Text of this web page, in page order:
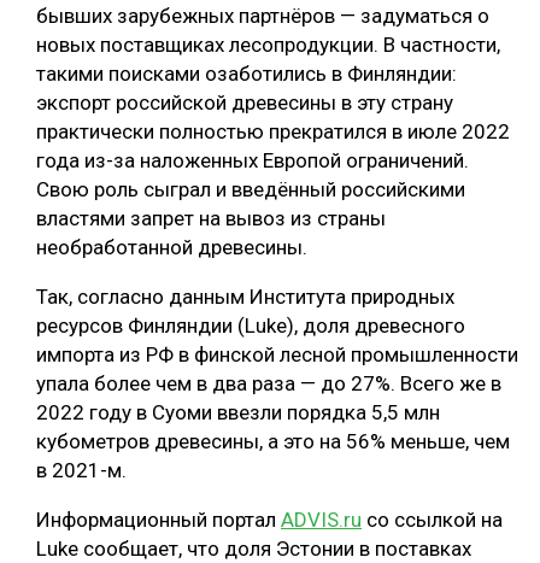
ЛОГИСТИКА
ПРОИЗВОДСТВО ДРЕВЕСНЫХ ПЛИТ
ЦБП
КОМПЛЕКСНАЯ ПЕРЕРАБОТКА
ДЕРЕВЯННОЕ ДОМОСТРОЕНИЕ
БЕЗОПАСНОЕ ПРОИЗВОДСТВО
СОРТИРОВКА ДРЕВЕСИНЫ
СУШКА ДРЕВЕСИНЫ
МЕБЕЛЬНОЕ ПРОИЗВОДСТВО
бывших зарубежных партнёров — задуматься о
новых поставщиках лесопродукции. В частности,
такими поисками озаботились в Финляндии:
экспорт российской древесины в эту страну
практически полностью прекратился в июле 2022
года из-за наложенных Европой ограничений.
Свою роль сыграл и введённый российскими
властями запрет на вывоз из страны
необработанной древесины.
Так, согласно данным Института природных
ресурсов Финляндии (Luke), доля древесного
импорта из РФ в финской лесной промышленности
упала более чем в два раза — до 27%. Всего же в
2022 году в Суоми ввезли порядка 5,5 млн
кубометров древесины, а это на 56% меньше, чем
в 2021-м.
Информационный портал ADVIS.ru со ссылкой на
Luke сообщает, что доля Эстонии в поставках